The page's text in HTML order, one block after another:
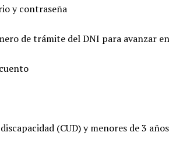
y contraseña
de trámite del DNI para avanzar
(CUD) y menores de 3